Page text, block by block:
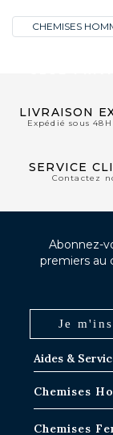
CHEMISES
LIVRAISON
Expédié sous
SERVICE
Contactez
Aides &
Délais
Chemises
Chemises
Abonnez-
premiers au
Je